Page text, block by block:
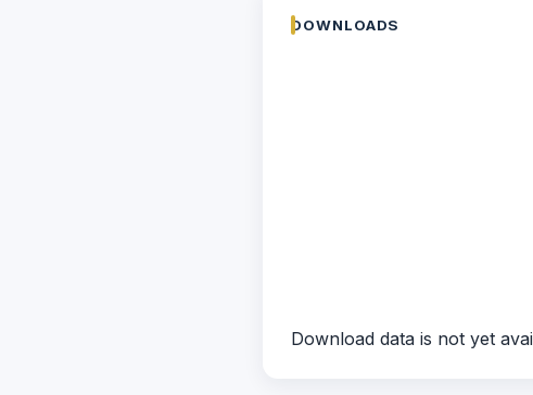
DOWNLOADS
Download data is not yet